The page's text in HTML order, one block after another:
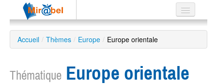
Le réseau
Soutien
Accueil / Thèmes / Europe / Europe orientale
Thématique Europe orientale